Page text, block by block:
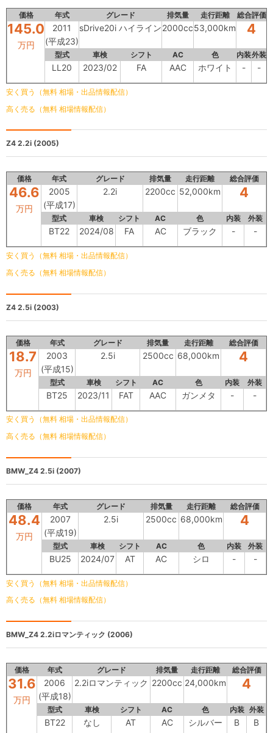
価格 年式 グレード 排気量 走行距離 総合評価
145.0
万円
2011
(平成23)
sDrive20i ハイライン2000cc53,000km 4
型式 車検 シフト AC 色 内装外装
LL20 2023/02 FA AAC ホワイト - -
安く買う（無料 相場・出品情報配信）
高く売る（無料 相場情報配信）
Z4 2.2i (2005)
価格 年式 グレード 排気量 走行距離 総合評価
46.6
万円
2005
(平成17)
2.2i 2200cc 52,000km 4
型式 車検 シフト AC 色 内装 外装
BT22 2024/08 FA AC ブラック - -
安く買う（無料 相場・出品情報配信）
高く売る（無料 相場情報配信）
Z4 2.5i (2003)
価格 年式 グレード 排気量 走行距離 総合評価
18.7
万円
2003
(平成15)
2.5i 2500cc 68,000km 4
型式 車検 シフト AC 色 内装 外装
BT25 2023/11 FAT AAC ガンメタ - -
安く買う（無料 相場・出品情報配信）
高く売る（無料 相場情報配信）
BMW_Z4 2.5i (2007)
価格 年式 グレード 排気量 走行距離 総合評価
48.4
万円
2007
(平成19)
2.5i 2500cc 68,000km 4
型式 車検 シフト AC 色 内装 外装
BU25 2024/07 AT AC シロ - -
安く買う（無料 相場・出品情報配信）
高く売る（無料 相場情報配信）
BMW_Z4 2.2iロマンティック (2006)
価格 年式 グレード 排気量 走行距離 総合評価
31.6
万円
2006
(平成18)
2.2iロマンティック 2200cc 24,000km 4
型式 車検 シフト AC 色 内装 外装
BT22 なし AT AC シルバー B B